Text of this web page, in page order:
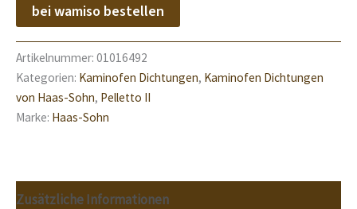
bei wamiso bestellen
Artikelnummer: 01016492
Kategorien: Kaminofen Dichtungen, Kaminofen Dichtungen
von Haas-Sohn, Pelletto II
Marke: Haas-Sohn
Zusätzliche Informationen